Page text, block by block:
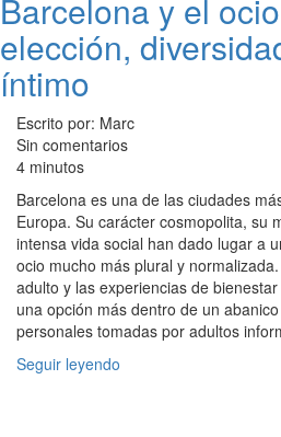
Barcelona y el
elección,
íntimo
Escrito por: Marc
Sin comentarios
4 minutos
Barcelona es una de las ciudades
Europa. Su carácter cosmopolita, su
intensa vida social han dado lugar a
ocio mucho más plural y
adulto y las experiencias de
una opción más dentro de un
personales tomadas por adultos
Seguir leyendo